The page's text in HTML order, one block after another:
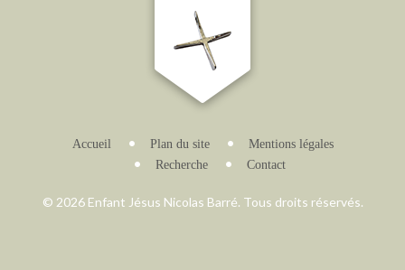
Accueil Plan du site
Mentions légales
Recherche
Contact
© 2026 Enfant Jésus Nicolas Barré. Tous droits réservés.